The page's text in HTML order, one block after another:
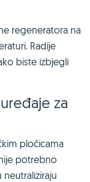
regeneratora na
Radije
biste izbjegli
za
pločicama
potrebno